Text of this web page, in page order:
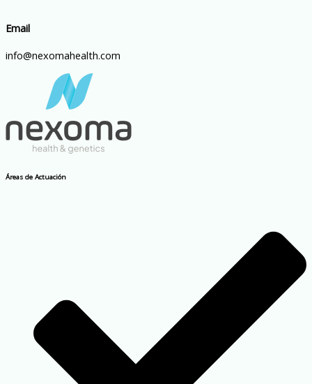
Email
info@nexomahealth.com
Áreas de Actuación